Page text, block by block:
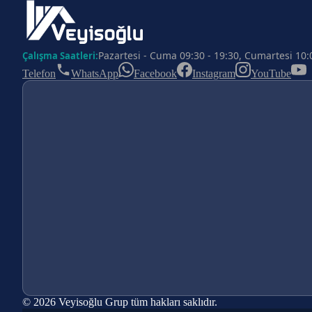
Çalışma Saatleri:Pazartesi - Cuma 09:30 - 19:30, Cumartesi
Telefon WhatsApp Facebook Instagram YouTube
© 2026 Veyisoğlu Grup tüm hakları saklıdır.